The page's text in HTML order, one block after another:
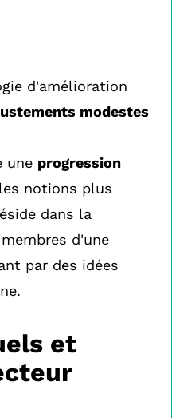
d'amélioration
modestes
une progression
notions plus
dans la
d'une
par des idées
et